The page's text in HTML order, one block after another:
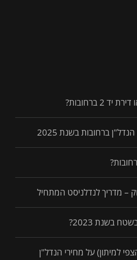
ברחובות?
ברחובות בשנת 2025
– מדריך לנדלניסט המתחיל
בשנת 2023?
למיתון) על מחירי הנדל"ן